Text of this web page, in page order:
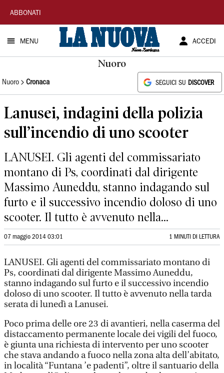
La
Nuova
Sardegna
ABBONATI
MENU ACCEDI
Nuoro
Nuoro Cronaca SEGUICI SU DISCOVER
Lanusei, indagini della polizia
sull’incendio di uno scooter
LANUSEI. Gli agenti del commissariato
montano di Ps, coordinati dal dirigente
Massimo Auneddu, stanno indagando sul
furto e il successivo incendio doloso di uno
scooter. Il tutto è avvenuto nella...
07 maggio 2014 03:01 1 MINUTI DI LETTURA
LANUSEI. Gli agenti del commissariato montano di
Ps, coordinati dal dirigente Massimo Auneddu,
stanno indagando sul furto e il successivo incendio
doloso di uno scooter. Il tutto è avvenuto nella tarda
serata di lunedì a Lanusei.
Poco prima delle ore 23 di avantieri, nella caserma del
distaccamento permanente locale dei vigili del fuoco,
è giunta una richiesta di intervento per uno scooter
che stava andando a fuoco nella zona alta dell’abitato,
in località “Funtana ’e padenti”, oltre il santuario della